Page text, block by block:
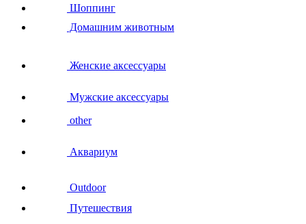
Шоппинг
Домашним животным
Женские аксессуары
Мужские аксессуары
other
Аквариум
Outdoor
Путешествия